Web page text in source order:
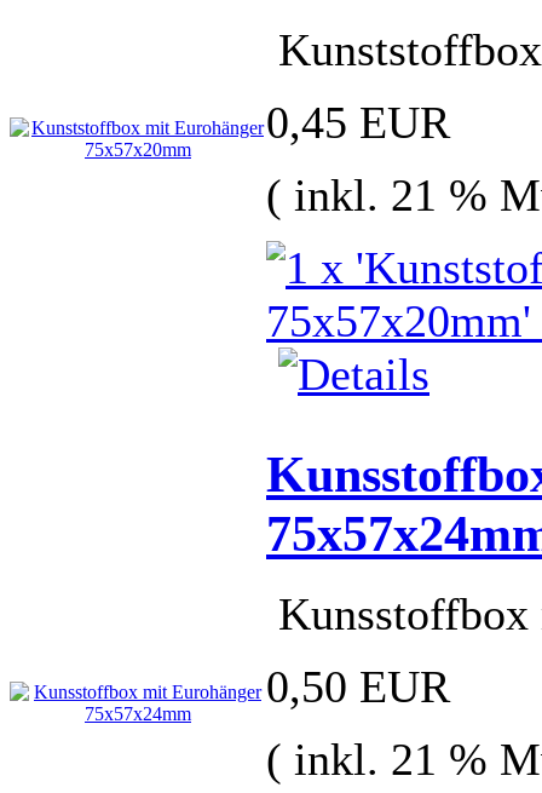
0,45 EUR
( inkl. 21 %
Kunsstoffbox
0,50 EUR
( inkl. 21 %